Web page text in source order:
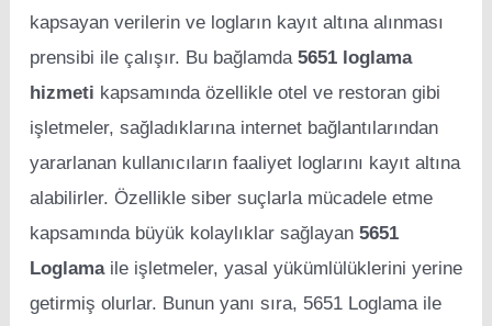
kapsayan verilerin ve logların kayıt altına alınması
prensibi ile çalışır. Bu bağlamda 5651 loglama
hizmeti kapsamında özellikle otel ve restoran gibi
işletmeler, sağladıklarına internet bağlantılarından
yararlanan kullanıcıların faaliyet loglarını kayıt altına
alabilirler. Özellikle siber suçlarla mücadele etme
kapsamında büyük kolaylıklar sağlayan 5651
Loglamaile işletmeler, yasal yükümlülüklerini yerine
getirmiş olurlar. Bunun yanı sıra, 5651 Loglama ile